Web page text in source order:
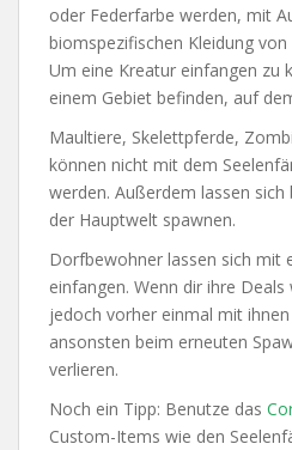
oder Federfarbe werden, mit
biomspezifischen Kleidung von
Um eine Kreatur einfangen zu
einem Gebiet befinden, auf
Maultiere, Skelettpferde,
können nicht mit dem
werden. Außerdem lassen
der Hauptwelt spawnen.
Dorfbewohner lassen sich mit
einfangen. Wenn dir ihre
jedoch vorher einmal mit
ansonsten beim erneuten
verlieren.
Noch ein Tipp: Benutze das
Custom-Items wie den